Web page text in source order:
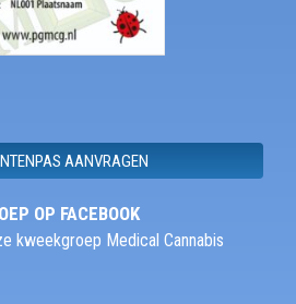
AANVRAGEN
OP FACEBOOK
kweekgroep Medical Cannabis